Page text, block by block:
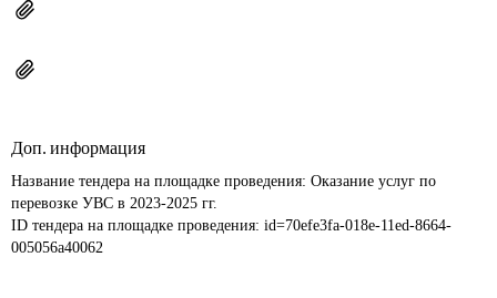
Доп. информация
Название тендера на площадке проведения: Оказание услуг по
перевозке УВС в 2023-2025 гг.
ID тендера на площадке проведения: id=70efe3fa-018e-11ed-8664-
005056a40062